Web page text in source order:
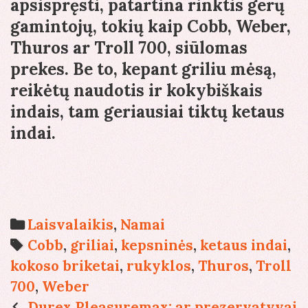
apsispręsti, patartina rinktis gerų
gamintojų, tokių kaip Cobb, Weber,
Thuros ar Troll 700, siūlomas
prekes. Be to, kepant griliu mėsą,
reikėtų naudotis ir kokybiškais
indais, tam geriausiai tiktų ketaus
indai.
Categories
Laisvalaikis, Namai
Tags
Cobb, griliai,kepsninės, ketaus indai,
kokoso briketai, rukyklos, Thuros, Troll
700, Weber